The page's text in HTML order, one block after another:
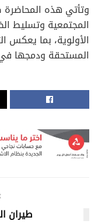
وتأتي هذه المحاضرة
المجتمعية وتسليط
الأولوية، بما يعكس
المستحقة ودمجها
طيران